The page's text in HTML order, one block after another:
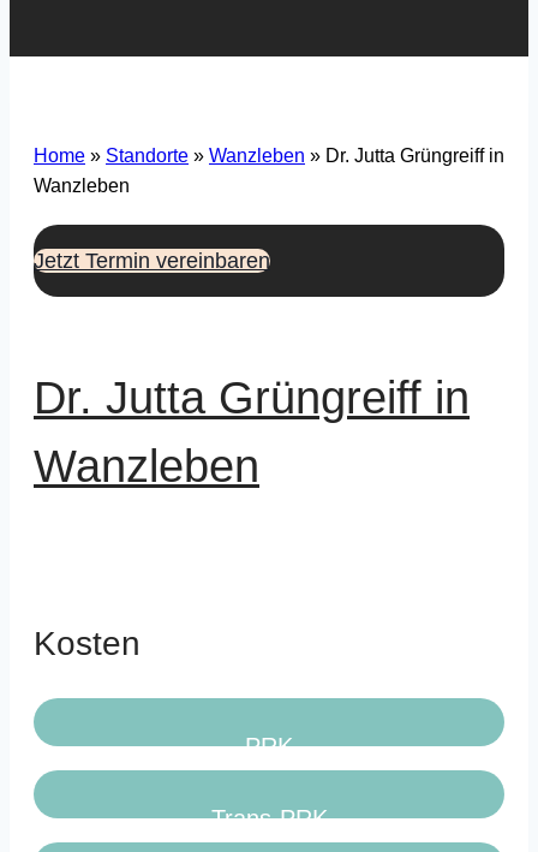
Home » Standorte » Wanzleben » Dr. Jutta Grüngreiff in
Wanzleben
Jetzt Termin vereinbaren
Dr. Jutta Grüngreiff in
Wanzleben
Kosten
PRK
Trans-PRK